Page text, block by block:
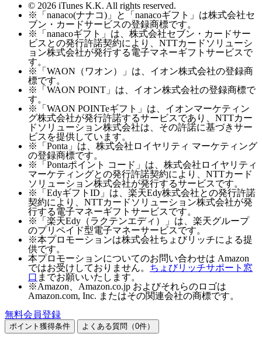
© 2026 iTunes K.K. All rights reserved.
※「nanaco(ナナコ)」と「nanacoギフト」は株式会社セ
ブン・カードサービスの登録商標です。
※「nanacoギフト」は、株式会社セブン・カードサー
ビスとの発行許諾契約により、NTTカードソリューシ
ョン株式会社が発行する電子マネーギフトサービスで
す。
※「WAON（ワオン）」は、イオン株式会社の登録商
標です。
※「WAON POINT」は、イオン株式会社の登録商標で
す。
※「WAON POINTeギフト」は、イオンマーケティン
グ株式会社が発行許諾するサービスであり、NTTカー
ドソリューション株式会社は、その許諾に基づきサー
ビスを提供しています。
※「Ponta」は、株式会社ロイヤリティ マーケティング
の登録商標です。
※「Pontaポイント コード」は、株式会社ロイヤリティ
マーケティングとの発行許諾契約により、NTTカード
ソリューション株式会社が発行するサービスです。
※「EdyギフトID」は、楽天Edy株式会社との発行許諾
契約により、NTTカードソリューション株式会社が発
行する電子マネーギフトサービスです。
※「楽天Edy（ラクテンエディ）」は、楽天グループ
のプリペイド型電子マネーサービスです。
※本プロモーションは株式会社ちょびリッチによる提
供です。
本プロモーションについてのお問い合わせは Amazon
ではお受けしておりません。 ちょびリッチサポート窓
口 までお願いいたします。
※Amazon、Amazon.co.jp およびそれらのロゴは
Amazon.com, Inc. またはその関連会社の商標です。
無料会員登録
ポイント獲得条件 よくある質問（0件）